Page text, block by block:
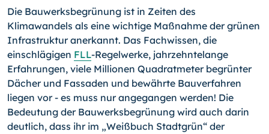
Die Bauwerksbegrünung ist in Zeiten des
Klimawandels als eine wichtige Maßnahme der grünen
Infrastruktur anerkannt. Das Fachwissen, die
einschlägigen FLL-Regel­werke, jahrzehntelange
Erfahrungen, viele Millionen Quadratmeter begrünter
Dächer und Fassaden und bewährte Bauverfahren
liegen vor - es muss nur angegangen werden! Die
Bedeutung der Bauwerksbegrünung wird auch darin
deutlich, dass ihr im „Weißbuch Stadtgrün“ der